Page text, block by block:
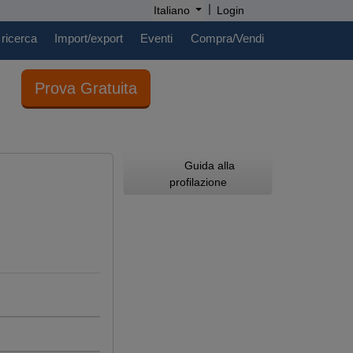
Italiano | Login
Import/export Eventi Compra/Vendi
Prova Gratuita
Guida alla
profilazione